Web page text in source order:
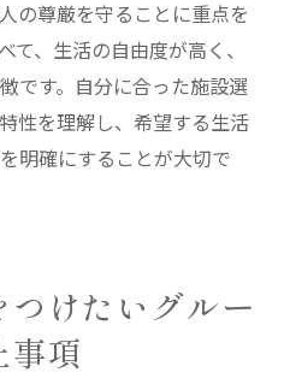
のグループホーム契約
ムでの退去リスク対応
たグループホームの特
の尊厳を守ることに重点を
て、生活の自由度が高く、
です。自分に合った施設選
性を理解し、希望する生活
明確にすることが大切で
けたいグルー
事項